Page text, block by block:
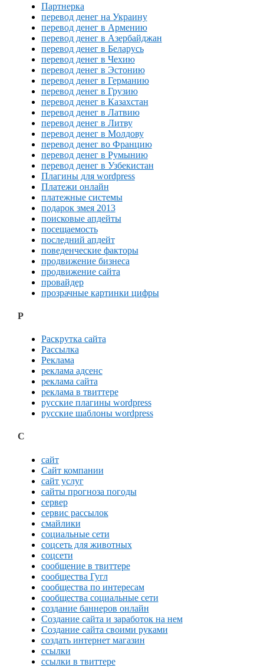
Партнерка
перевод денег на Украину
перевод денег в Армению
перевод денег в Азербайджан
перевод денег в Беларусь
перевод денег в Чехию
перевод денег в Эстонию
перевод денег в Германию
перевод денег в Грузию
перевод денег в Казахстан
перевод денег в Латвию
перевод денег в Литву
перевод денег в Молдову
перевод денег во Францию
перевод денег в Румынию
перевод денег в Узбекистан
Плагины для wordpress
Платежи онлайн
платежные системы
подарок змея 2013
поисковые апдейты
посещаемость
последний апдейт
поведенческие факторы
продвижение бизнеса
продвижение сайта
провайдер
прозрачные картинки цифры
Р
Раскрутка сайта
Рассылка
Реклама
реклама адсенс
реклама сайта
реклама в твиттере
русские плагины wordpress
русские шаблоны wordpress
С
сайт
Сайт компании
сайт услуг
сайты прогноза погоды
сервер
сервис рассылок
смайлики
социальные сети
соцсеть для животных
соцсети
сообщение в твиттере
сообщества Гугл
сообщества по интересам
сообщества социальные сети
создание баннеров онлайн
Создание сайта и заработок на нем
Создание сайта своими руками
создать интернет магазин
ссылки
ссылки в твиттере